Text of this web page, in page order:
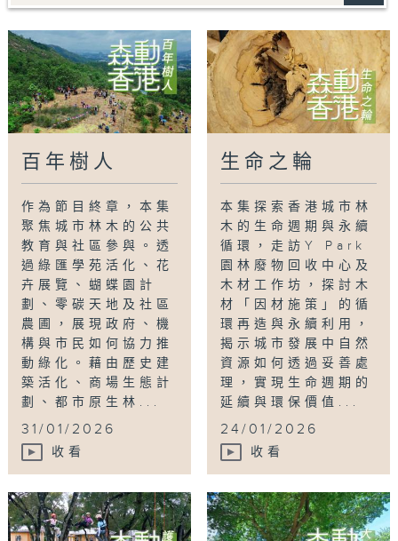
百年樹人
作為節目終章，本集
聚焦城市林木的公共
教育與社區參與。透
過綠匯學苑活化、花
卉展覽、蝴蝶園計
劃、零碳天地及社區
農圃，展現政府、機
構與市民如何協力推
動綠化。藉由歷史建
築活化、商場生態計
劃、都市原生林...
31/01/2026
收看
生命之輪
本集探索香港城市林
木的生命週期與永續
循環，走訪Y Park
園林廢物回收中心及
木材工作坊，探討木
材「因材施策」的循
環再造與永續利用，
揭示城市發展中自然
資源如何透過妥善處
理，實現生命週期的
延續與環保價值...
24/01/2026
收看